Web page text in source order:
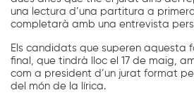
una lectura d’una partitura a primera
completarà amb una entrevista
Els candidats que superen aquesta
final, que tindrà lloc el 17 de maig,
com a president d’un jurat format
del món de la lírica.